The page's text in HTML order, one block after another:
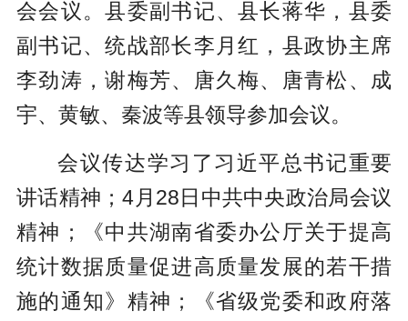
会会议。县委副书记、县长蒋华，县委
副书记、统战部长李月红，县政协主席
李劲涛，谢梅芳、唐久梅、唐青松、成
宇、黄敏、秦波等县领导参加会议。
会议传达学习了习近平总书记重要
讲话精神；4月28日中共中央政治局会议
精神；《中共湖南省委办公厅关于提高
统计数据质量促进高质量发展的若干措
施的通知》精神；《省级党委和政府落